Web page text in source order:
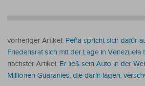
vorheriger Artikel: Peña spricht sich dafür
Friedensrat sich mit der Lage in Venezuela
nächster Artikel: Er ließ sein Auto in der
Millionen Guaraníes, die darin lagen,